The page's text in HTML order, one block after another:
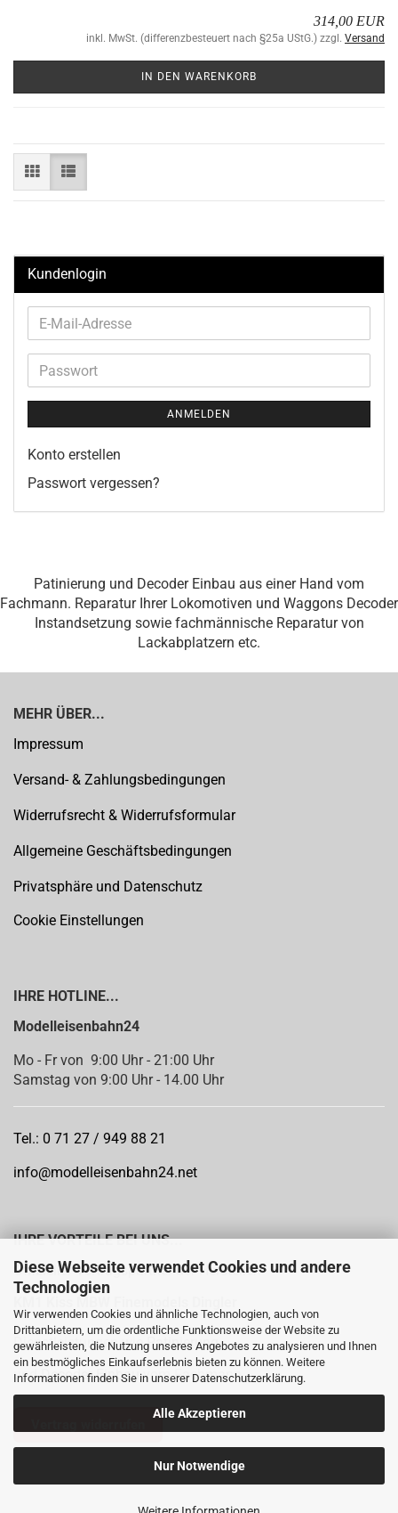
Diese Webseite verwendet Cookies und andere
Technologien
Wir verwenden Cookies und ähnliche Technologien, auch von
Drittanbietern, um die ordentliche Funktionsweise der Website zu
gewährleisten, die Nutzung unseres Angebotes zu analysieren und Ihnen
ein bestmögliches Einkaufserlebnis bieten zu können. Weitere
Informationen finden Sie in unserer Datenschutzerklärung.
Alle Akzeptieren
Nur Notwendige
314,00 EUR
inkl. MwSt. (differenzbesteuert nach §25a UStG.) zzgl. Versand
IN DEN WARENKORB
Kundenlogin
E-
Mail-
Adresse
Passwort
ANMELDEN
Konto erstellen
Passwort vergessen?
Patinierung und Decoder Einbau aus einer Hand vom
Fachmann. Reparatur Ihrer Lokomotiven und Waggons Decoder
Instandsetzung sowie fachmännische Reparatur von
Lackabplatzern etc.
MEHR ÜBER...
Impressum
Versand- & Zahlungsbedingungen
Widerrufsrecht & Widerrufsformular
Allgemeine Geschäftsbedingungen
Privatsphäre und Datenschutz
Cookie Einstellungen
IHRE HOTLINE...
Modelleisenbahn24
Mo - Fr von 9:00 Uhr - 21:00 Uhr
Samstag von 9:00 Uhr - 14.00 Uhr
Tel.: 0 71 27 / 949 88 21
info@modelleisenbahn24.net
IHRE VORTEILE BEI UNS...
Offizieller Vertragspartner der Hersteller:
Kiss MBW Finemodels Dingler
Dienstleistungen wiePatinierung
undDecoder Einbau vom Fachmann